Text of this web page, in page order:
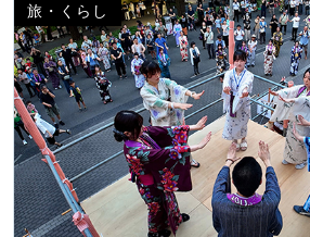
旅・くらし